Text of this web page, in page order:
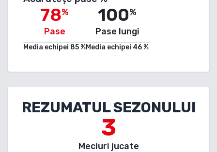
78%
Pase
Media echipei 85%
100%
Pase lungi
Media echipei 46%
REZUMATUL SEZONULUI
3
Meciuri jucate